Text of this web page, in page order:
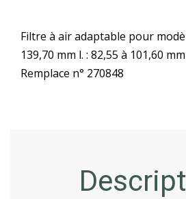
Filtre à air adaptable pour
139,70 mm l. : 82,55 à 101,60
Remplace n° 270848